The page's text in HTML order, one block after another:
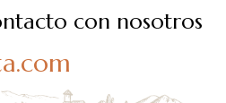
con nosotros